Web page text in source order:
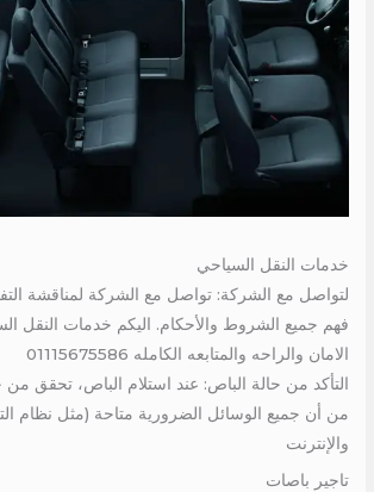
خدمات النقل السياحي
لتواصل مع الشركة: تواصل مع الشركة لمناقشة
فهم جميع الشروط والأحكام. اليكم خدمات النقل
الامان والراحه والمتابعه الكامله 01115675586
التأكد من حالة الباص: عند استلام الباص، تحقق من
من أن جميع الوسائل الضرورية متاحة (مثل نظام
والإنترنت
تاجير باصات